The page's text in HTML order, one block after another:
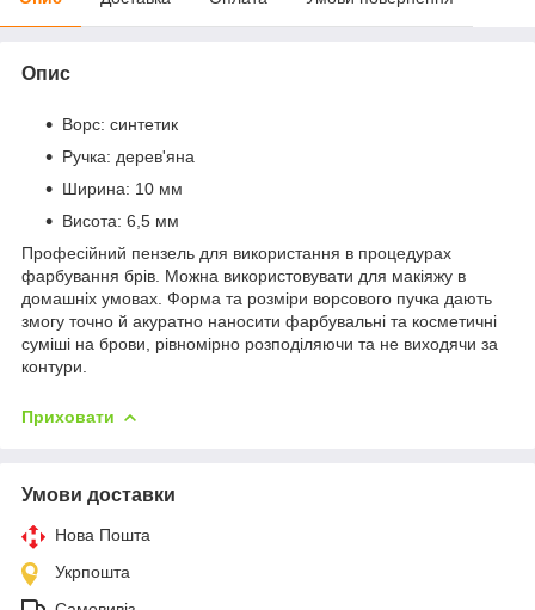
Опис
Ворс: синтетик
Ручка: дерев'яна
Ширина: 10 мм
Висота: 6,5 мм
Професійний пензель для використання в процедурах
фарбування брів. Можна використовувати для макіяжу в
домашніх умовах. Форма та розміри ворсового пучка дають
змогу точно й акуратно наносити фарбувальні та косметичні
суміші на брови, рівномірно розподіляючи та не виходячи за
контури.
Приховати
Умови доставки
Нова Пошта
Укрпошта